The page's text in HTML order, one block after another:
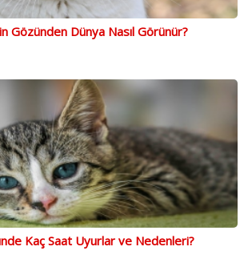
Gözünden Dünya Nasıl Görünür?
Kaç Saat Uyurlar ve Nedenleri?